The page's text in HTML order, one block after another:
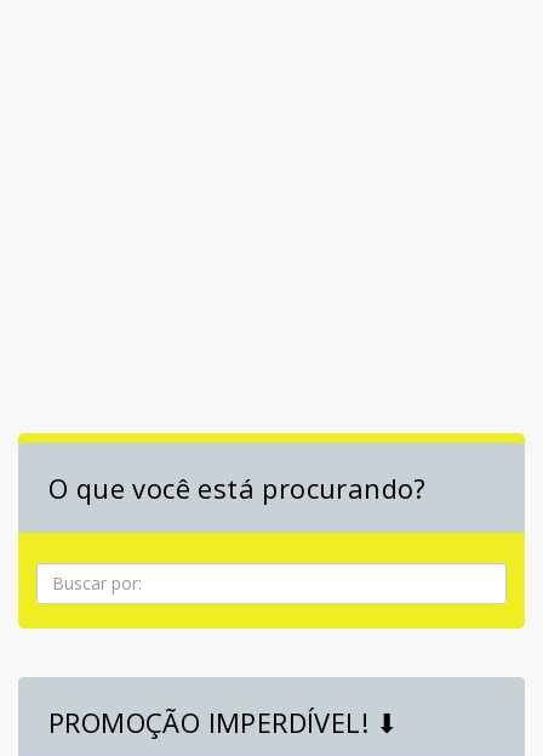
O que você está procurando?
Pesquisa
PROMOÇÃO IMPERDÍVEL! ⬇